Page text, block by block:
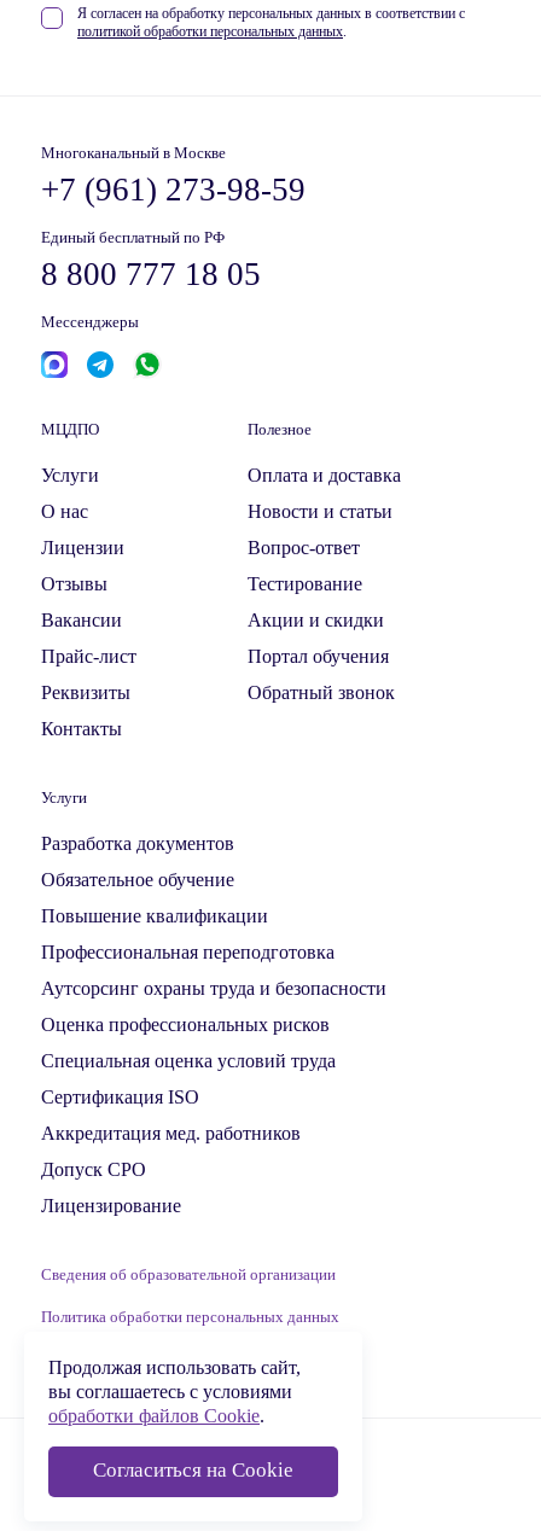
Я согласен на обработку персональных данных в соответствии с
политикой обработки персональных данных.
Многоканальный в Москве
+7 (961) 273-98-59
Единый бесплатный по РФ
8 800 777 18 05
Мессенджеры
МЦДПО
Услуги
О нас
Лицензии
Отзывы
Вакансии
Прайс-лист
Реквизиты
Контакты
Полезное
Оплата и доставка
Новости и статьи
Вопрос-ответ
Тестирование
Акции и скидки
Портал обучения
Обратный звонок
Услуги
Разработка документов
Обязательное обучение
Повышение квалификации
Профессиональная переподготовка
Аутсорсинг охраны труда и безопасности
Оценка профессиональных рисков
Специальная оценка условий труда
Сертификация ISO
Аккредитация мед. работников
Допуск СРО
Лицензирование
Сведения об образовательной организации
Политика обработки персональных данных
Обработка файлов Cookie
© 2009-2026 ООО «МЦДПО»
Продолжая использовать сайт,
вы соглашаетесь с условиями
обработки файлов Cookie.
Согласиться на Cookie